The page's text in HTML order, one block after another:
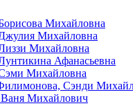
Михайловна
Михайловна
Михайловна
Афанасьевна
Михайловна
Сэнди
Ваня Михайлович